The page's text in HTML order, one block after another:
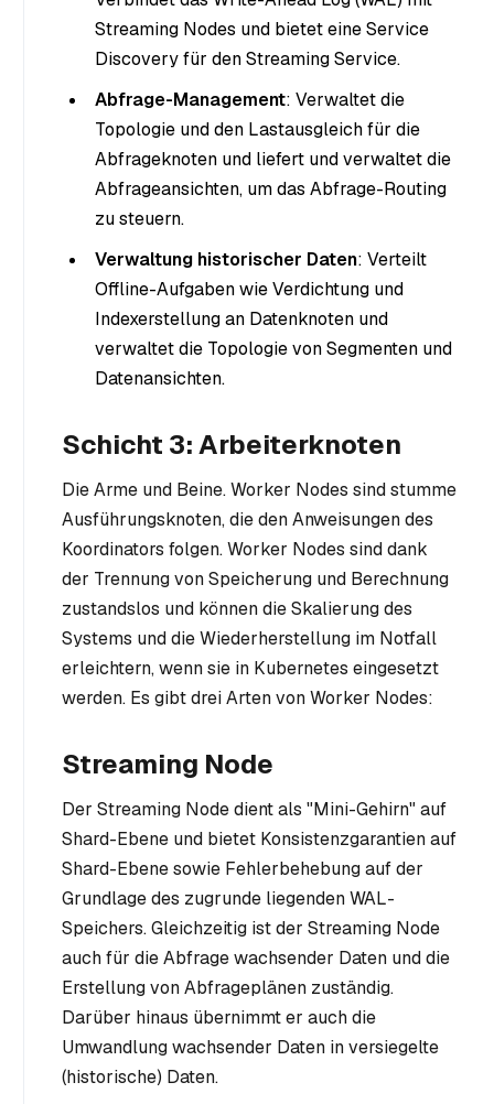
Streaming Nodes und bietet eine Service
Discovery für den Streaming Service.
Abfrage-Management: Verwaltet die
Topologie und den Lastausgleich für die
Abfrageknoten und liefert und verwaltet die
Abfrageansichten, um das Abfrage-Routing
zu steuern.
Verwaltung historischer Daten: Verteilt
Offline-Aufgaben wie Verdichtung und
Indexerstellung an Datenknoten und
verwaltet die Topologie von Segmenten und
Datenansichten.
Schicht 3: Arbeiterknoten
Die Arme und Beine. Worker Nodes sind stumme
Ausführungsknoten, die den Anweisungen des
Koordinators folgen. Worker Nodes sind dank
der Trennung von Speicherung und Berechnung
zustandslos und können die Skalierung des
Systems und die Wiederherstellung im Notfall
erleichtern, wenn sie in Kubernetes eingesetzt
werden. Es gibt drei Arten von Worker Nodes:
Streaming Node
Der Streaming Node dient als "Mini-Gehirn" auf
Shard-Ebene und bietet Konsistenzgarantien auf
Shard-Ebene sowie Fehlerbehebung auf der
Grundlage des zugrunde liegenden WAL-
Speichers. Gleichzeitig ist der Streaming Node
auch für die Abfrage wachsender Daten und die
Erstellung von Abfrageplänen zuständig.
Darüber hinaus übernimmt er auch die
Umwandlung wachsender Daten in versiegelte
(historische) Daten.